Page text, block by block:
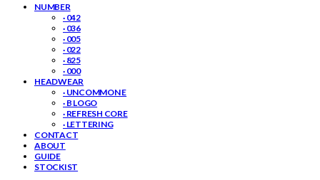
NUMBER
· 042
· 036
· 005
· 022
· 825
· 000
HEADWEAR
· UNCOMMON E
· B LOGO
· REFRESH CORE
· LETTERING
CONTACT
ABOUT
GUIDE
STOCKIST